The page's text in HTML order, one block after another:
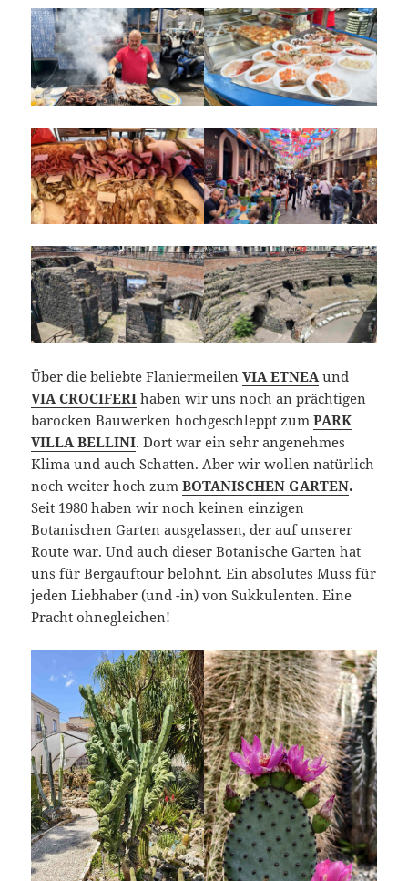
Über die beliebte FlaniermeilenVIA ETNEA und
VIA CROCIFERI haben wir uns noch an prächtigen
barocken Bauwerken hochgeschleppt zumPARK
VILLA BELLINI. Dort war ein sehr angenehmes
Klima und auch Schatten. Aber wir wollen natürlich
noch weiter hoch zumBOTANISCHEN GARTEN.
Seit 1980 haben wir noch keinen einzigen
Botanischen Garten ausgelassen, der auf unserer
Route war. Und auch dieser Botanische Garten hat
uns für Bergauftour belohnt. Ein absolutes Muss für
jeden Liebhaber (und -in) von Sukkulenten. Eine
Pracht ohnegleichen!